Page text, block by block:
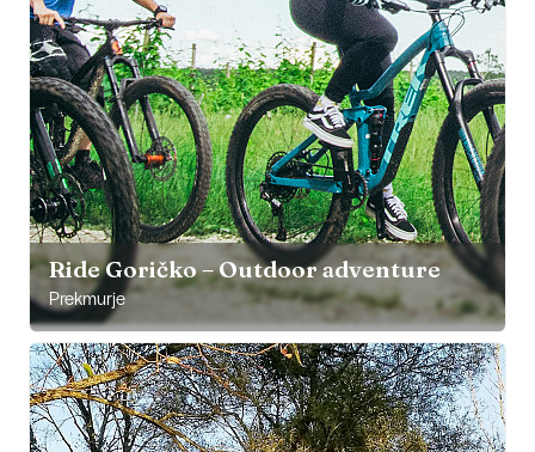
Ride Goričko – Outdoor adventure
Prekmurje